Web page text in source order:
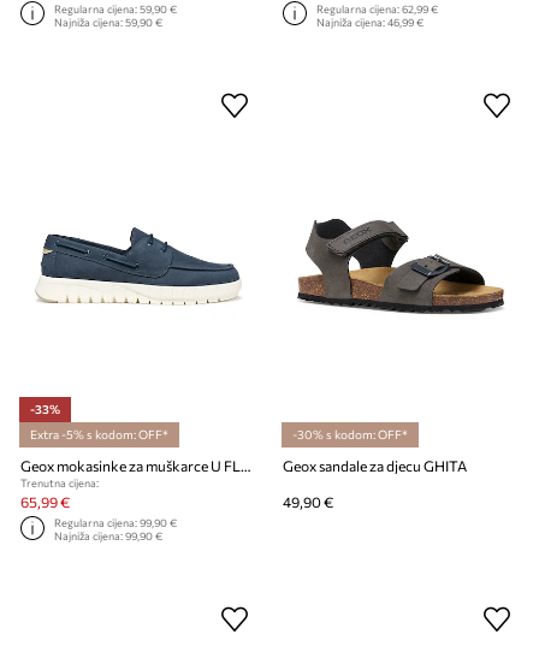
Regularna cijena:59,90 €
Najniža cijena:59,90 €
Regularna cijena:62,99 €
Najniža cijena:46,99 €
-33%
Extra -5% s kodom: OFF*
Trenutna cijena:
65,99 €
Regularna cijena:99,90 €
Najniža cijena:99,90 €
-30% s kodom: OFF*
Geox sandale za djecu GHITA
49,90 €